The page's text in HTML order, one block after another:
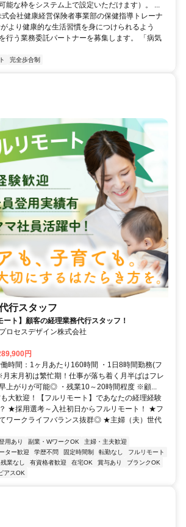
能な枠をシステム上で設定いただけます）。 ...
会社健康経営保険者事業部の保健指導トレーナ
より健康的な生活習慣を身につけられるよう
行う業務委託パートナーを募集します。 「病気
完全歩合制
行スタッフ
ート】顧客の経理業務代行スタッフ！
ロセスデザイン株式会社
円
時間：1ヶ月あたり160時間 ・1日8時間勤務(フ
末月初は繁忙期！仕事が落ち着く月半ばはフレ
上がりが可能◎ ・残業10～20時間程度 ※顧...
大歓迎！【フルリモート】であなたの経理経験
★採用選考～入社初日からフルリモート！ ★フ
ワークライフバランス抜群◎ ★主婦（夫）世代
用あり 副業・WワークOK
主婦・主夫歓迎
ター歓迎 学歴不問 固定時間制 転勤なし
フルリモート
残業なし 有資格者歓迎 在宅OK 賞与あり
ブランクOK
アスOK